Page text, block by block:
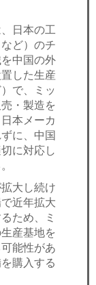
日本の工
ど）のチ
中国の外
した生産
で、ミッ
・製造を
本メーカ
に、中国
に対応し
大し続け
近年拡大
ため、ミ
産基地を
能性があ
購入する